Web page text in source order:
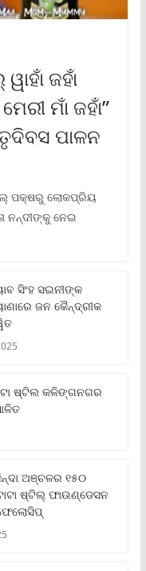
ଜହାଁ
ମାଁ ଜହାଁ”
ପାଳନ
ପକ୍ଷରୁ ଲୋକପ୍ରିୟ
ନନ୍ଦୀଙ୍କୁ ନେଇ
ସିଂହ ସଇନୀଙ୍କ
ଜନ କୈନ୍ଦ୍ରୀକ
ଷ୍ଟିଲ କଳିଙ୍ଗନଗର
ଅଞ୍ଚଳର ୧୫୦
ଷ୍ଟିଲ୍ ଫାଉଣ୍ଡେସନ